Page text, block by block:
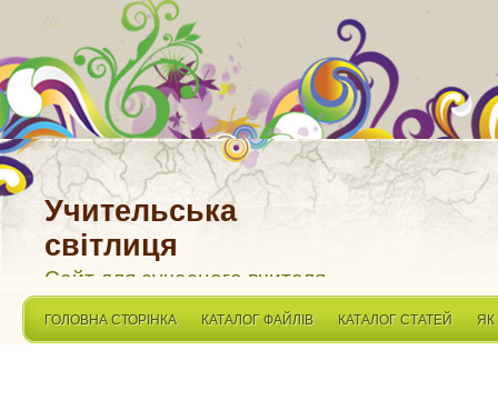
Учительська
світлиця
Сайт для сучасного вчителя
ГОЛОВНА СТОРІНКА КАТАЛОГ ФАЙЛІВ КАТАЛОГ СТАТЕЙ ЯК